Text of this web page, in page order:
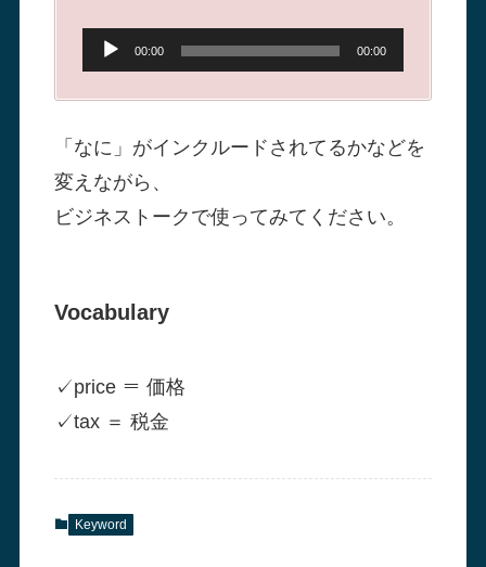
音
声
レ
ー
ー
00:00 00:00
「なに」がインクルードされてるかなどを
変えながら、
ビジネストークで使ってみてください。
Vocabulary
✓price ＝ 価格
✓tax ＝ 税金
Keyword